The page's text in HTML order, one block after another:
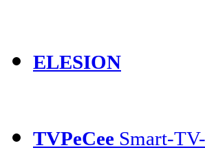
ELESION
TVPeCee Smart-